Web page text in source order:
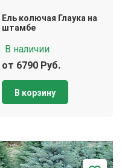
Ель колючая Глаука на
штамбе
В наличии
от 6790 Руб.
В корзину